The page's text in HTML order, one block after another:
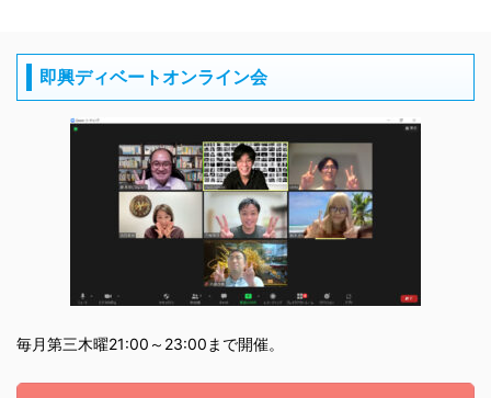
即興ディベートオンライン会
毎月第三木曜21:00～23:00まで開催。